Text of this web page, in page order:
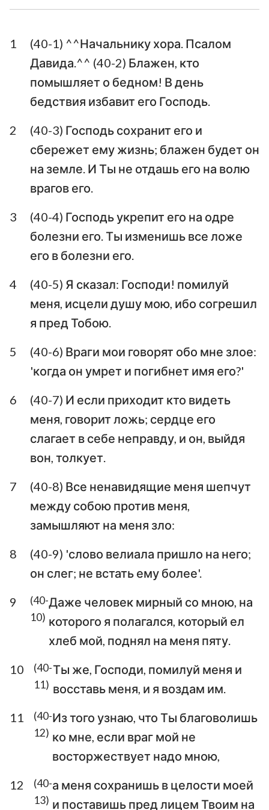
Есфирь Иов
Псалтирь Притчи
Екклесиаст Песни Песней
Исаия Иеремия
Плач Иеремии Иезекииль
Даниил
Иоиль
Авдия Иона
Михей
Аввакум Софония
1 2 3 4 5 6
8
12
15
16 17 18 19 20
23 24 25 26 27
29
30 31 32 33 34
35
36
37 38 39 40 41
42
1
(40-1) ^^Начальнику хора. Псалом
Давида.^^ (40-2) Блажен, кто
помышляет о бедном! В день
бедствия избавит его Господь.
2
(40-3) Господь сохранит его и
сбережет ему жизнь; блажен будет он
на земле. И Ты не отдашь его на волю
врагов его.
3
(40-4) Господь укрепит его на одре
болезни его. Ты изменишь все ложе
его в болезни его.
4
(40-5) Я сказал: Господи! помилуй
меня, исцели душу мою, ибо согрешил
я пред Тобою.
5
(40-6) Враги мои говорят обо мне злое:
'когда он умрет и погибнет имя его?'
6
(40-7) И если приходит кто видеть
меня, говорит ложь; сердце его
слагает в себе неправду, и он, выйдя
вон, толкует.
7
(40-8) Все ненавидящие меня шепчут
между собою против меня,
замышляют на меня зло:
8
(40-9) 'слово велиала пришло на него;
он слег; не встать ему более'.
9
(40-
10)
Даже человек мирный со мною, на
которого я полагался, который ел
хлеб мой, поднял на меня пяту.
10
(40-
11)
Ты же, Господи, помилуй меня и
восставь меня, и я воздам им.
11
(40-
12)
Из того узнаю, что Ты благоволишь
ко мне, если враг мой не
восторжествует надо мною,
12
(40-
13)
а меня сохранишь в целости моей
и поставишь пред лицем Твоим на